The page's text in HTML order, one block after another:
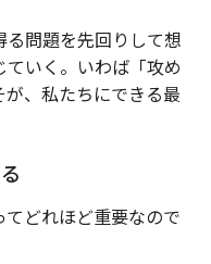
問題を先回りして想
いく。いわば「攻め
、私たちにできる最
どれほど重要なので